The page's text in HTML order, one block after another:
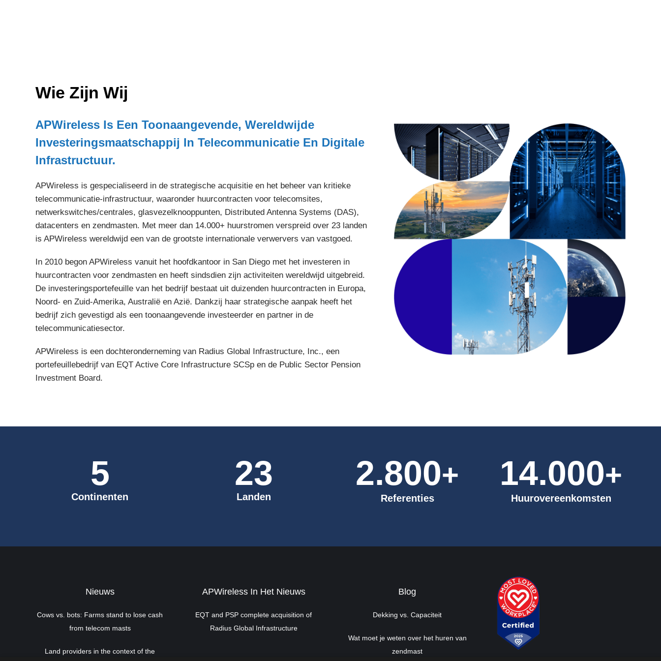
Wie Zijn Wij
APWireless Is Een Toonaangevende, Wereldwijde
Investeringsmaatschappij In Telecommunicatie En Digitale
Infrastructuur.
APWireless is gespecialiseerd in de strategische acquisitie en het beheer van kritieke
telecommunicatie-infrastructuur, waaronder huurcontracten voor telecomsites,
netwerkswitches/centrales, glasvezelknooppunten, Distributed Antenna Systems (DAS),
datacenters en zendmasten. Met meer dan 14.000+ huurstromen verspreid over 23 landen
is APWireless wereldwijd een van de grootste internationale verwervers van vastgoed.
In 2010 begon APWireless vanuit het hoofdkantoor in San Diego met het investeren in
huurcontracten voor zendmasten en heeft sindsdien zijn activiteiten wereldwijd uitgebreid.
De investeringsportefeuille van het bedrijf bestaat uit duizenden huurcontracten in Europa,
Noord- en Zuid-Amerika, Australië en Azië. Dankzij haar strategische aanpak heeft het
bedrijf zich gevestigd als een toonaangevende investeerder en partner in de
telecommunicatiesector.
APWireless is een dochteronderneming van Radius Global Infrastructure, Inc., een
portefeuillebedrijf van EQT Active Core Infrastructure SCSp en de Public Sector Pension
Investment Board.
5
Continenten
23
Landen
2.800+
Referenties
14.000+
Huurovereenkomsten
Nieuws
Cows vs. bots: Farms stand to lose cash
from telecom masts
Land providers in the context of the
APWireless In Het Nieuws
EQT and PSP complete acquisition of
Radius Global Infrastructure
Blog
Dekking vs. Capaciteit
Wat moet je weten over het huren van
zendmast